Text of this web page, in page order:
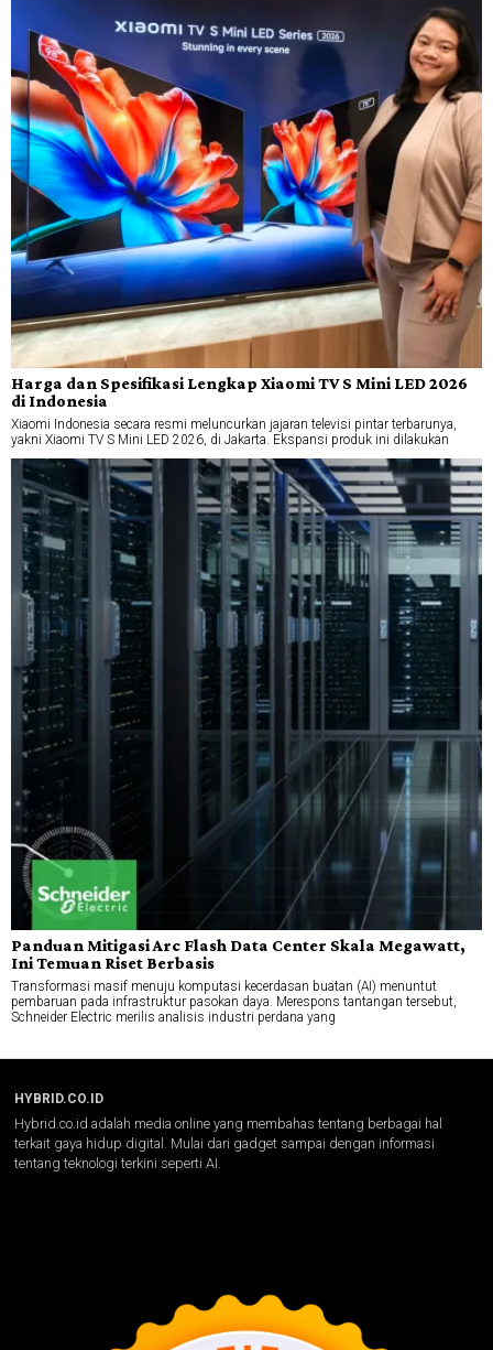
Harga dan Spesifikasi Lengkap Xiaomi TV S Mini LED 2026
di Indonesia
Xiaomi Indonesia secara resmi meluncurkan jajaran televisi pintar terbarunya,
yakni Xiaomi TV S Mini LED 2026, di Jakarta. Ekspansi produk ini dilakukan
Panduan Mitigasi Arc Flash Data Center Skala Megawatt,
Ini Temuan Riset Berbasis
Transformasi masif menuju komputasi kecerdasan buatan (AI) menuntut
pembaruan pada infrastruktur pasokan daya. Merespons tantangan tersebut,
Schneider Electric merilis analisis industri perdana yang
HYBRID.CO.ID
Hybrid.co.id adalah media online yang membahas tentang berbagai hal
terkait gaya hidup digital. Mulai dari gadget sampai dengan informasi
tentang teknologi terkini seperti AI.